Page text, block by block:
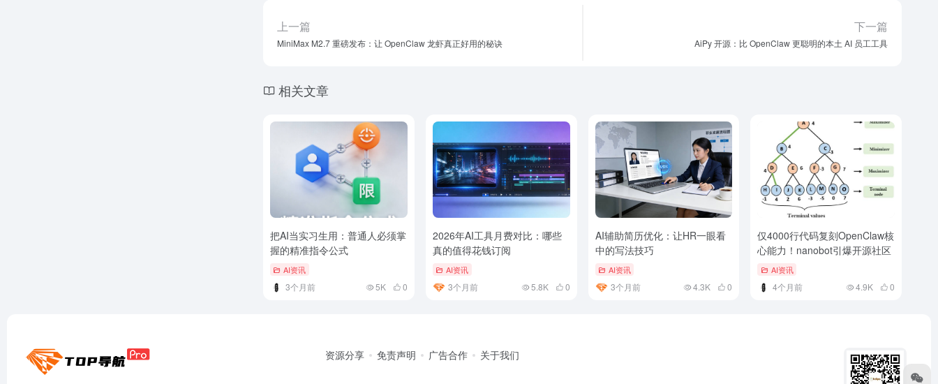
上一篇
MiniMax M2.7 重磅发布：让 OpenClaw 龙虾真正好用的秘诀
下一篇
AiPy 开源：比 OpenClaw 更聪明的本土 AI 员工工具
相关文章
把AI当实习生用：普通人必须掌
握的精准指令公式
AI资讯
3个月前 5K 0
2026年AI工具月费对比：哪些
真的值得花钱订阅
AI资讯
3个月前 5.8K 0
AI辅助简历优化：让HR一眼看
中的写法技巧
AI资讯
3个月前 4.3K 0
仅4000行代码复刻OpenClaw核
心能力！nanobot引爆开源社区
AI资讯
4个月前 4.9K 0
资源分享 免责声明 广告合作 关于我们